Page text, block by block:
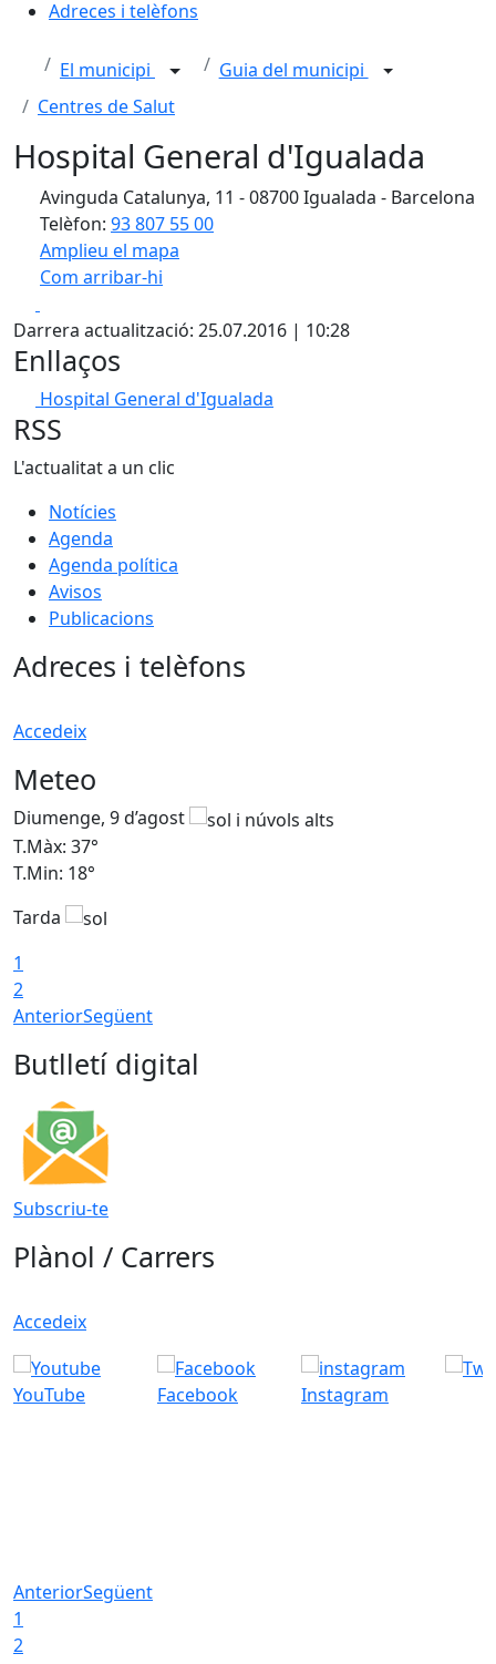
Adreces i telèfons
El municipi
Guia del municipi
Centres de Salut
Hospital General d'Igualada
Avinguda Catalunya, 11 - 08700 Igualada - Barcelona
Telèfon: 93 807 55 00
Amplieu el mapa
Com arribar-hi
+
−
Darrera actualització: 25.07.2016 | 10:28
Enllaços
Hospital General d'Igualada
RSS
L'actualitat a un clic
Notícies
Agenda
Agenda política
Avisos
Publicacions
Adreces i telèfons
Accedeix
Meteo
Diumenge, 9 d’agost
T.Màx: 37°
T.Min: 18°
Tarda
1
2
AnteriorSegüent
Butlletí digital
Subscriu-te
Plànol / Carrers
Accedeix
YouTube Facebook Instagram
AnteriorSegüent
1
2